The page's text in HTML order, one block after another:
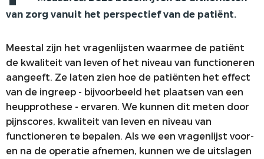
PRIVACY
van zorg vanuit het perspectief van de patiënt.
Meestal zijn het vragenlijsten waarmee de patiënt
de kwaliteit van leven of het niveau van functioneren
aangeeft. Ze laten zien hoe de patiënten het effect
van de ingreep - bijvoorbeeld het plaatsen van een
heupprothese - ervaren. We kunnen dit meten door
pijnscores, kwaliteit van leven en niveau van
functioneren te bepalen. Als we een vragenlijst voor-
en na de operatie afnemen, kunnen we de uitslagen